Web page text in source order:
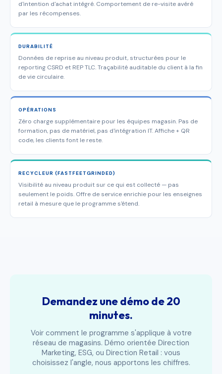
d'intention d'achat intégré. Comportement de re-visite avéré
par les récompenses.
DURABILITÉ
Données de reprise au niveau produit, structurées pour le
reporting CSRD et REP TLC. Traçabilité auditable du client à la fin
de vie circulaire.
OPÉRATIONS
Zéro charge supplémentaire pour les équipes magasin. Pas de
formation, pas de matériel, pas d'intégration IT. Affiche + QR
code, les clients font le reste.
RECYCLEUR (FASTFEETGRINDED)
Visibilité au niveau produit sur ce qui est collecté — pas
seulement le poids. Offre de service enrichie pour les enseignes
retail à mesure que le programme s'étend.
Demandez une démo de 20
minutes.
Voir comment le programme s'applique à votre
réseau de magasins. Démo orientée Direction
Marketing, ESG, ou Direction Retail : vous
choisissez l'angle, nous apportons les chiffres.